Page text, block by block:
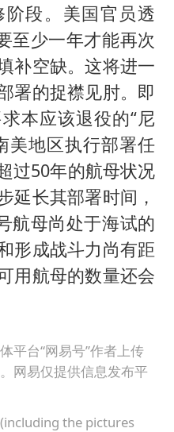
段。美国官员透
至少一年才能再次
补空缺。这将进一
署的捉襟见肘。即
本应该退役的“尼
美地区执行部署任
过50年的航母状况
延长其部署时间，
航母尚处于海试的
形成战斗力尚有距
用航母的数量还会
平台“网易号”作者上传
网易仅提供信息发布平
the pictures